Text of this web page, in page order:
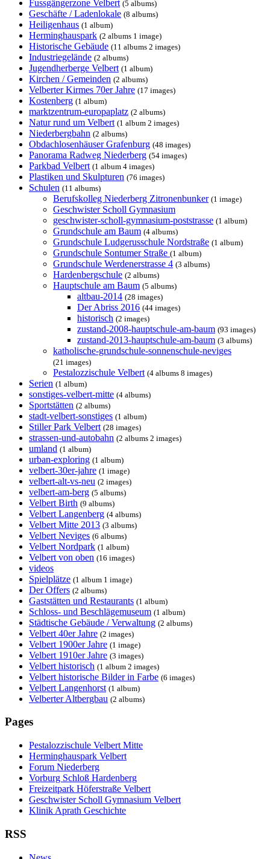
Fussgängerzone Velbert (5 albums)
Geschäfte / Ladenlokale (8 albums)
Heiligenhaus (1 album)
Herminghauspark (2 albums 1 image)
Historische Gebäude (11 albums 2 images)
Industriegelände (2 albums)
Jugendherberge Velbert (1 album)
Kirchen / Gemeinden (2 albums)
Velberter Kirmes 70er Jahre (17 images)
Kostenberg (1 album)
marktzentrum-europaplatz (2 albums)
Natur rund um Velbert (1 album 2 images)
Niederbergbahn (2 albums)
Obdachlosenhäuser Grafenburg (48 images)
Panorama Radweg Niederberg (54 images)
Parkbad Velbert (1 album 4 images)
Plastiken und Skulpturen (76 images)
Schulen (11 albums)
Berufskolleg Niederberg Zitronenbunker (1 image)
Geschwister Scholl Gymnasium
geschwister-scholl-gymnasium-poststrasse (1 album)
Grundschule am Baum (4 albums)
Grundschule Ludgerusschule Nordstraße (1 album)
Grundschule Sontumer Straße (1 album)
Grundschule Werdenerstrasse 4 (3 albums)
Hardenbergschule (2 albums)
Hauptschule am Baum (5 albums)
altbau-2014 (28 images)
Der Abriss 2016 (44 images)
historisch (2 images)
zustand-2008-hauptschule-am-baum (93 images)
zustand-2013-hauptschule-am-baum (3 albums)
katholische-grundschule-sonnenschule-neviges
(21 images)
Pestalozzischule Velbert (4 albums 8 images)
Serien (1 album)
sonstiges-velbert-mitte (4 albums)
Sportstätten (2 albums)
stadt-velbert-sonstiges (1 album)
Stiller Park Velbert (28 images)
strassen-und-autobahn (2 albums 2 images)
umland (1 album)
urban-exploring (1 album)
velbert-30er-jahre (1 image)
velbert-alt-vs-neu (2 images)
velbert-am-berg (5 albums)
Velbert Birth (9 albums)
Velbert Langenberg (4 albums)
Velbert Mitte 2013 (3 albums)
Velbert Neviges (6 albums)
Velbert Nordpark (1 album)
Velbert von oben (16 images)
videos
Spielplätze (1 album 1 image)
Der Offers (2 albums)
Gaststätten und Restaurants (1 album)
Schloss- und Beschlägemuseum (1 album)
Städtische Gebäude / Verwaltung (2 albums)
Velbert 40er Jahre (2 images)
Velbert 1900er Jahre (1 image)
Velbert 1910er Jahre (3 images)
Velbert historisch (1 album 2 images)
Velbert historische Bilder in Farbe (6 images)
Velbert Langenhorst (1 album)
Velberter Altbergbau (2 albums)
Pages
Pestalozzischule Velbert Mitte
Herminghauspark Velbert
Forum Niederberg
Vorburg Schloß Hardenberg
Freizeitpark Höferstraße Velbert
Geschwister Scholl Gymnasium Velbert
Klinik Aprath Geschichte
RSS